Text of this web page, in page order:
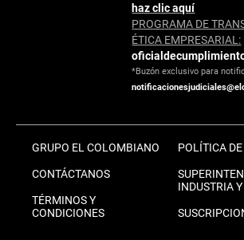
haz clic aquí
PROGRAMA DE
ÉTICA EMPRESARIAL:
*Buzón exclusivo para
GRUPO EL COLOMBIANO
CONTÁCTANOS
TÉRMINOS Y
CONDICIONES
POLÍTICA
INDUSTRIA